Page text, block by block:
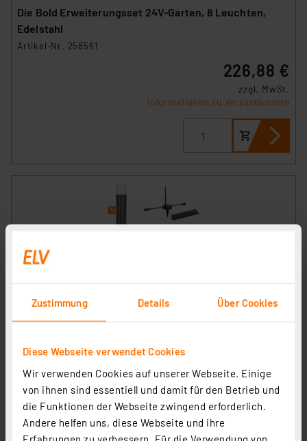
Zustimmung Details Über Cookies
Diese Webseite verwendet Cookies
Wir verwenden Cookies auf unserer Webseite. Einige
von ihnen sind essentiell und damit für den Betrieb und
die Funktionen der Webseite zwingend erforderlich.
Andere helfen uns, diese Webseite und ihre
Erfahrungen zu verbessern. Für die Verwendung von
Die Bold Erweiterungsset 24V-Garten, 8 Leuchten,
Edelstahl
Artikel-Nr. 258561
226,88 €
zzgl. MwSt.
Informationen zu Versandkosten
Die Bold Set 24V-Garten Wegebeleuchutng, 3
zzgl. MwSt.
Informationen zu Versandkosten